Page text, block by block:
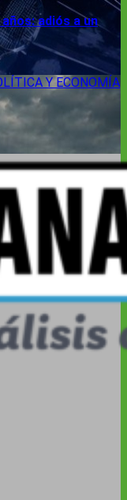
adiós a un
Y ECONOMÍA